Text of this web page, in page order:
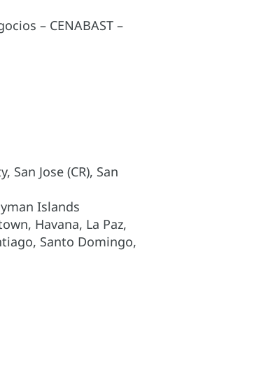
– CENABAST –
Jose (CR), San
Islands
Havana, La Paz,
Santo Domingo,